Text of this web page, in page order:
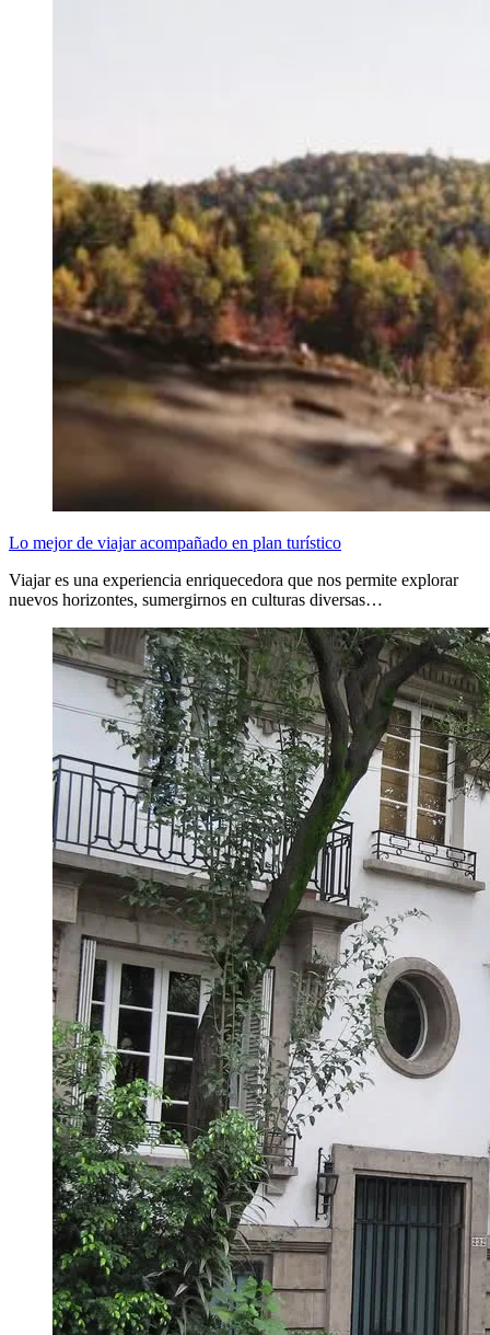
Lo mejor de viajar acompañado en plan turístico
Viajar es una experiencia enriquecedora que nos permite explorar
nuevos horizontes, sumergirnos en culturas diversas…